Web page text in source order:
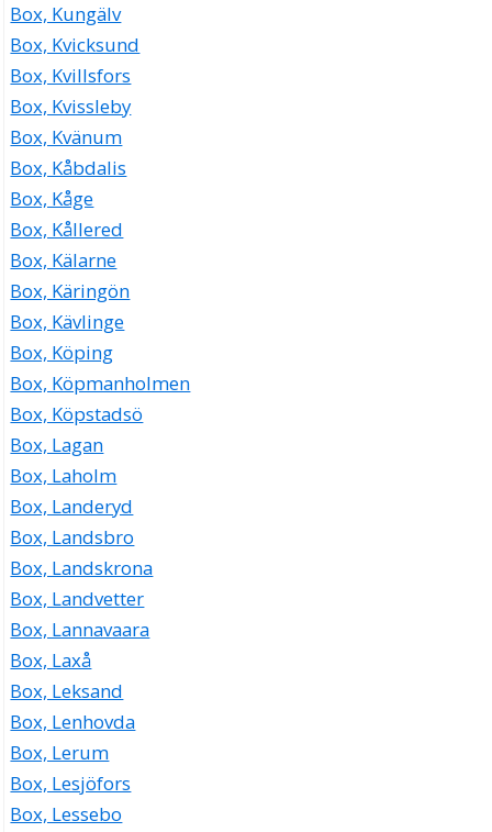
Box, Kungälv
Box, Kvicksund
Box, Kvillsfors
Box, Kvissleby
Box, Kvänum
Box, Kåbdalis
Box, Kåge
Box, Kållered
Box, Kälarne
Box, Käringön
Box, Kävlinge
Box, Köping
Box, Köpmanholmen
Box, Köpstadsö
Box, Lagan
Box, Laholm
Box, Landeryd
Box, Landsbro
Box, Landskrona
Box, Landvetter
Box, Lannavaara
Box, Laxå
Box, Leksand
Box, Lenhovda
Box, Lerum
Box, Lesjöfors
Box, Lessebo